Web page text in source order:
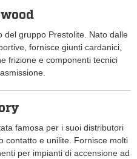
del gruppo Prestolite. Nato dalle
fornisce giunti cardanici,
frizione e componenti tecnici
famosa per i suoi distributori
contatto e unilite. Fornisce molti
per impianti di accensione ad